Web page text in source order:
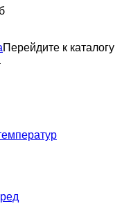
Перейдите к каталогу